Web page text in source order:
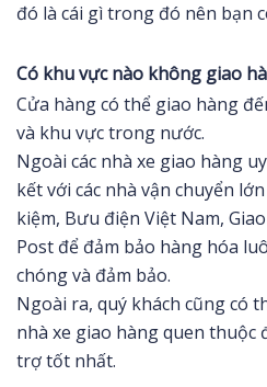
đó là cái gì trong đó nên bạn
Có khu vực nào không giao
Cửa hàng có thể giao hàng
và khu vực trong nước.
Ngoài các nhà xe giao hàng
kết với các nhà vận chuyển
kiệm, Bưu điện Việt Nam,
Post để đảm bảo hàng hóa
chóng và đảm bảo.
Ngoài ra, quý khách cũng có
nhà xe giao hàng quen thuộc
trợ tốt nhất.